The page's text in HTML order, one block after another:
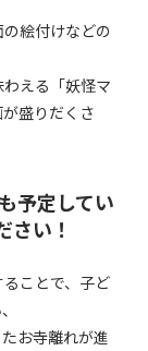
絵付けなどの
える「妖怪マ
盛りだくさ
予定してい
さい！
ることで、子ど
お寺離れが進